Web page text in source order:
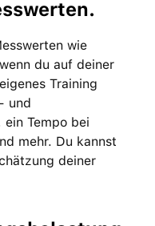
wie
du auf deiner
Training
und
Tempo bei
mehr. Du kannst
deiner